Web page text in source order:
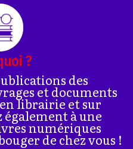
?
des
et documents
librairie et sur
à une
numériques
de chez vous !